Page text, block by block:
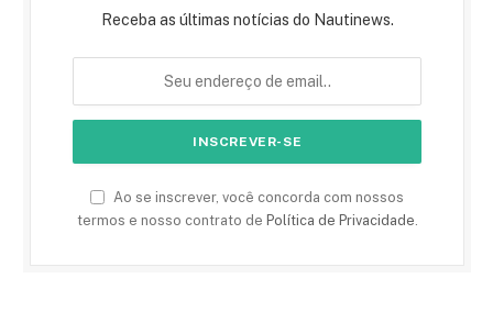
Receba as últimas notícias do Nautinews.
Ao se inscrever, você concorda com nossos
termos e nosso contrato de Política de Privacidade.